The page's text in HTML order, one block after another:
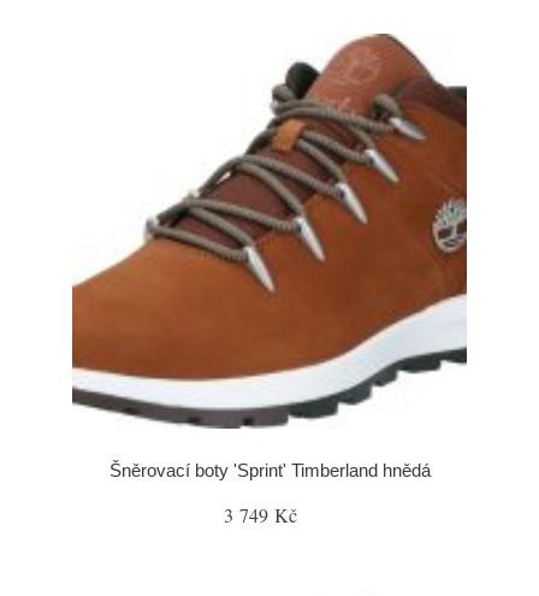
Šněrovací boty 'Sprint' Timberland hnědá
3 749 Kč